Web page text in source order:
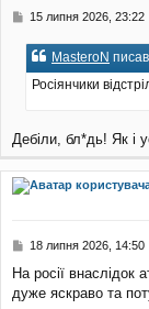
П
в
е
н
н
я
15 липня 2026, 23:22
MasteroN
Росіянчики
Дебіли, бл*дь! Як і
П
в
і
18 липня 2026, 14:50
На росії внаслідок
дуже яскраво та